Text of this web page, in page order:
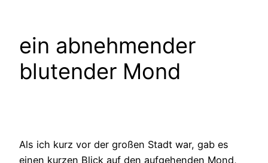
ein abnehmender
blutender Mond
Als ich kurz vor der großen Stadt war, gab es
einen kurzen Blick auf den aufgehenden Mond,